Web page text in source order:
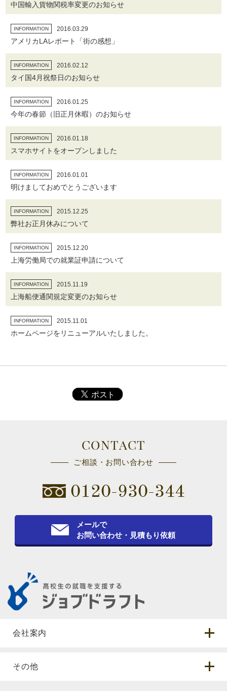
中国輸入貨物関税率変更のお知らせ
INFORMATION 2016.03.29
アメリカLAレポート「街の感想」
INFORMATION 2016.02.12
タイ国4月祝祭日のお知らせ
INFORMATION 2016.01.25
今年の春節（旧正月休暇）のお知らせ
INFORMATION 2016.01.18
スマホサイトをオープンしました
INFORMATION 2016.01.01
明けましておめでとうございます
INFORMATION 2015.12.25
弊社お正月休みについて
INFORMATION 2015.12.20
上海労働局での就業証申請について
INFORMATION 2015.11.19
上海船便通関規定変更のお知らせ
INFORMATION 2015.11.01
ホームページをリニューアルいたしました。
CONTACT
ご相談・お問い合わせ
0120-930-344
メールで
お問い合わせ・見積もり依頼
会社案内
その他